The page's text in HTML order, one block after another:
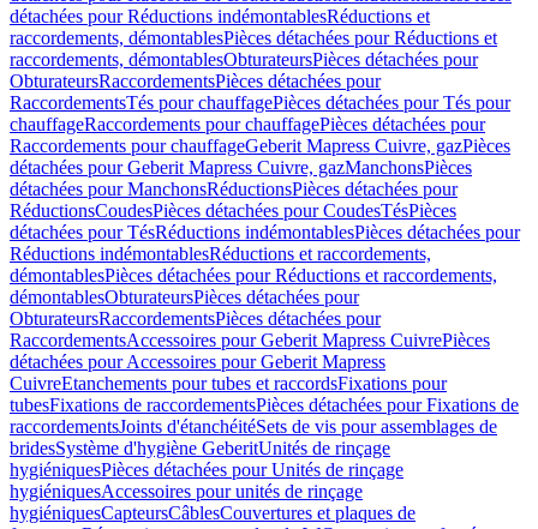
détachées pour Réductions indémontablesRéductions et
raccordements, démontablesPièces détachées pour Réductions et
raccordements, démontablesObturateursPièces détachées pour
ObturateursRaccordementsPièces détachées pour
RaccordementsTés pour chauffagePièces détachées pour Tés pour
chauffageRaccordements pour chauffagePièces détachées pour
Raccordements pour chauffageGeberit Mapress Cuivre, gazPièces
détachées pour Geberit Mapress Cuivre, gazManchonsPièces
détachées pour ManchonsRéductionsPièces détachées pour
RéductionsCoudesPièces détachées pour CoudesTésPièces
détachées pour TésRéductions indémontablesPièces détachées pour
Réductions indémontablesRéductions et raccordements,
démontablesPièces détachées pour Réductions et raccordements,
démontablesObturateursPièces détachées pour
ObturateursRaccordementsPièces détachées pour
RaccordementsAccessoires pour Geberit Mapress CuivrePièces
détachées pour Accessoires pour Geberit Mapress
CuivreEtanchements pour tubes et raccordsFixations pour
tubesFixations de raccordementsPièces détachées pour Fixations de
raccordementsJoints d'étanchéitéSets de vis pour assemblages de
bridesSystème d'hygiène GeberitUnités de rinçage
hygiéniquesPièces détachées pour Unités de rinçage
hygiéniquesAccessoires pour unités de rinçage
hygiéniquesCapteursCâblesCouvertures et plaques de